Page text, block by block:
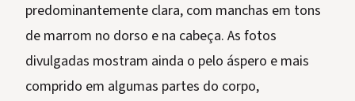
predominantemente clara, com manchas em tons
de marrom no dorso e na cabeça. As fotos
divulgadas mostram ainda o pelo áspero e mais
comprido em algumas partes do corpo,